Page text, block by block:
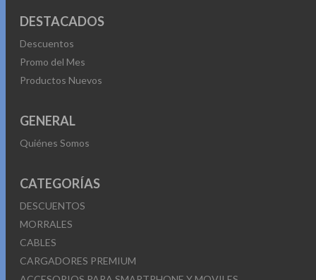
DESTACADOS
Descuentos
Promo del Mes
Productos Nuevos
GENERAL
Quiénes Somos
CATEGORÍAS
DESCUENTOS
MORRALES
CABLES
CARGADORES PREMIUM